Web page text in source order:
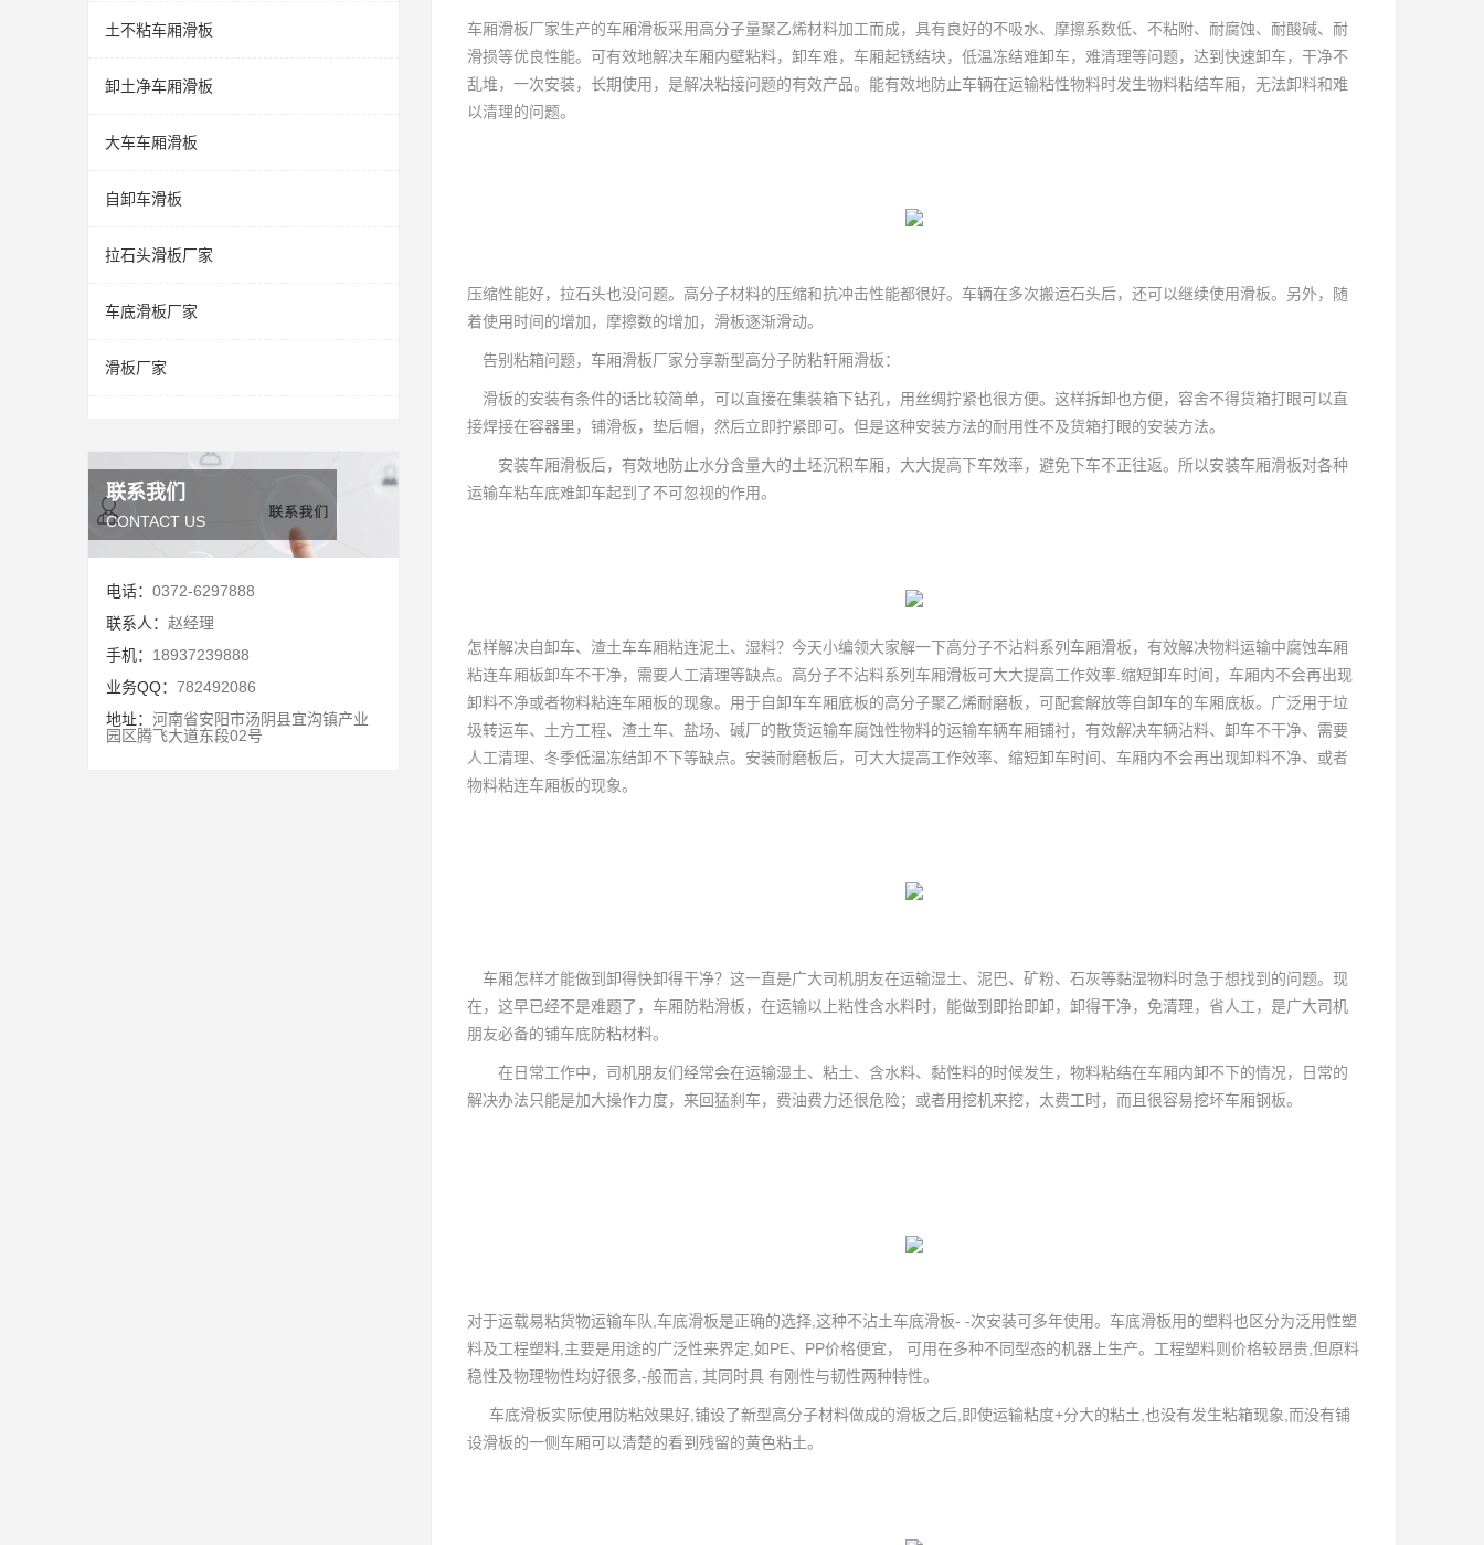
土不粘车厢滑板
卸土净车厢滑板
大车车厢滑板
自卸车滑板
拉石头滑板厂家
车底滑板厂家
滑板厂家
联系我们
CONTACT US
电话： 0372-6297888
联系人： 赵经理
手机： 18937239888
业务QQ： 782492086
地址： 河南省安阳市汤阴县宜沟镇产业
园区腾飞大道东段02号
车厢滑板厂家生产的车厢滑板采用高分子量聚乙烯材料加工而成，具有良好的不吸水、摩擦系数低、不粘附、耐腐蚀、耐酸碱、耐
滑损等优良性能。可有效地解决车厢内壁粘料，卸车难，车厢起锈结块，低温冻结难卸车，难清理等问题，达到快速卸车，干净不
乱堆，一次安装，长期使用，是解决粘接问题的有效产品。能有效地防止车辆在运输粘性物料时发生物料粘结车厢，无法卸料和难
以清理的问题。
压缩性能好，拉石头也没问题。高分子材料的压缩和抗冲击性能都很好。车辆在多次搬运石头后，还可以继续使用滑板。另外，随
着使用时间的增加，摩擦数的增加，滑板逐渐滑动。
告别粘箱问题，车厢滑板厂家分享新型高分子防粘轩厢滑板：
滑板的安装有条件的话比较简单，可以直接在集装箱下钻孔，用丝绸拧紧也很方便。这样拆卸也方便，容舍不得货箱打眼可以直
接焊接在容器里，铺滑板，垫后帽，然后立即拧紧即可。但是这种安装方法的耐用性不及货箱打眼的安装方法。
安装车厢滑板后，有效地防止水分含量大的土坯沉积车厢，大大提高下车效率，避免下车不正往返。所以安装车厢滑板对各种
运输车粘车底难卸车起到了不可忽视的作用。
怎样解决自卸车、渣土车车厢粘连泥土、湿料？今天小编领大家解一下高分子不沾料系列车厢滑板，有效解决物料运输中腐蚀车厢
粘连车厢板卸车不干净，需要人工清理等缺点。高分子不沾料系列车厢滑板可大大提高工作效率.缩短卸车时间，车厢内不会再出现
卸料不净或者物料粘连车厢板的现象。用于自卸车车厢底板的高分子聚乙烯耐磨板，可配套解放等自卸车的车厢底板。广泛用于垃
圾转运车、土方工程、渣土车、盐场、碱厂的散货运输车腐蚀性物料的运输车辆车厢铺衬，有效解决车辆沾料、卸车不干净、需要
人工清理、冬季低温冻结卸不下等缺点。安装耐磨板后，可大大提高工作效率、缩短卸车时间、车厢内不会再出现卸料不净、或者
物料粘连车厢板的现象。
车厢怎样才能做到卸得快卸得干净？这一直是广大司机朋友在运输湿土、泥巴、矿粉、石灰等黏湿物料时急于想找到的问题。现
在，这早已经不是难题了，车厢防粘滑板，在运输以上粘性含水料时，能做到即抬即卸，卸得干净，免清理，省人工，是广大司机
朋友必备的铺车底防粘材料。
在日常工作中，司机朋友们经常会在运输湿土、粘土、含水料、黏性料的时候发生，物料粘结在车厢内卸不下的情况，日常的
解决办法只能是加大操作力度，来回猛刹车，费油费力还很危险；或者用挖机来挖，太费工时，而且很容易挖坏车厢钢板。
对于运载易粘货物运输车队,车底滑板是正确的选择,这种不沾土车底滑板- -次安装可多年使用。车底滑板用的塑料也区分为泛用性塑
料及工程塑料,主要是用途的广泛性来界定,如PE、PP价格便宜， 可用在多种不同型态的机器上生产。工程塑料则价格较昂贵,但原料
稳性及物理物性均好很多,-般而言, 其同时具 有刚性与韧性两种特性。
车底滑板实际使用防粘效果好,铺设了新型高分子材料做成的滑板之后,即使运输粘度+分大的粘土,也没有发生粘箱现象,而没有铺
设滑板的一侧车厢可以清楚的看到残留的黄色粘土。